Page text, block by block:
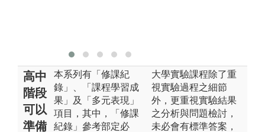
高中
階段
可以
準備
本系列有「修課紀
錄」、「課程學習成
果」及「多元表現」
項目，其中，「修課
紀錄」參考部定必
大學實驗課程除了重
視實驗過程之細節
外，更重視實驗結果
之分析與問題檢討，
未必會有標準答案，